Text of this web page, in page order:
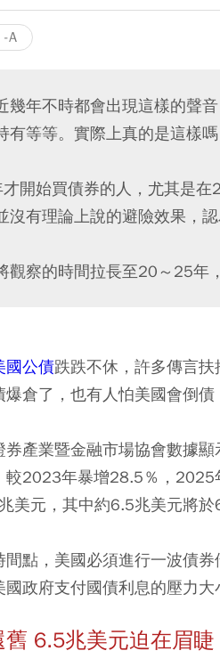
-A
幾年不時都會出現這樣的聲
有等等。實際上真的是這樣嗎
開始買債券的人，尤其是
沒有理論上說的避險效果，
觀察的時間拉長至20～25年
國公債跌跌不休，許多傳言
爆倉了，也有人怕美國會倒債
券產業暨金融市場協會數據
較2023年暴增28.5％，
美元，其中約6.5兆美元將於
間點，美國必須進行一波債
政府支付國債利息的壓力大
舊 6.5兆美元迫在眉睫